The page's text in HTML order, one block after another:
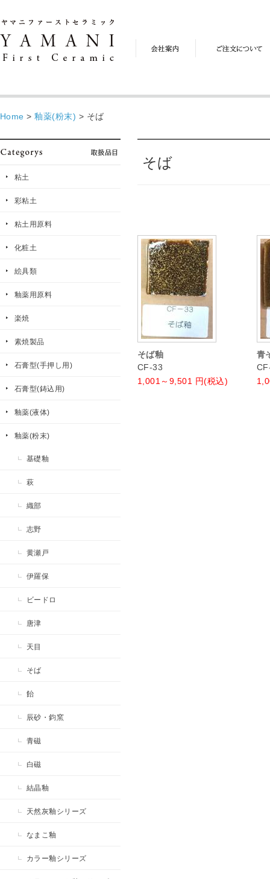
い
Home >釉薬(粉末) > そば
粘土
彩粘土
粘土用原料
化粧土
絵具類
釉薬用原料
楽焼
素焼製品
石膏型(手押し用)
石膏型(鋳込用)
釉薬(液体)
釉薬(粉末)
基礎釉
萩
織部
志野
黄瀬戸
伊羅保
ビードロ
唐津
天目
そば
飴
辰砂・鈞窯
青磁
白磁
結晶釉
天然灰釉シリーズ
なまこ釉
カラー釉シリーズ
そば
そば釉
CF-33
1,001～9,501 円(税込)
青